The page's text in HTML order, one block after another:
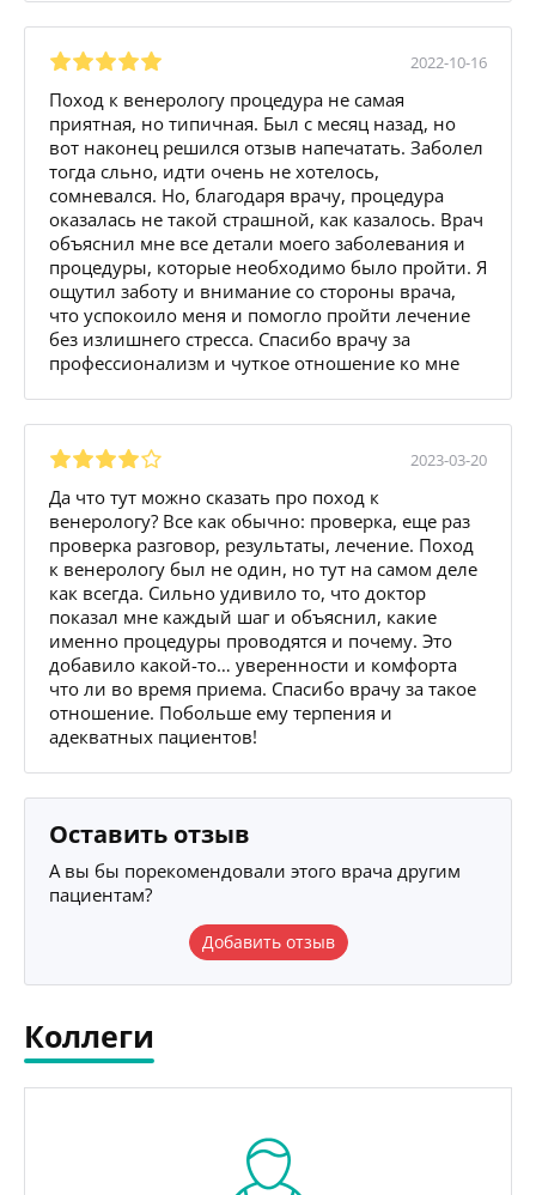
2022-10-16
Поход к венерологу процедура не самая
приятная, но типичная. Был с месяц назад, но
вот наконец решился отзыв напечатать. Заболел
тогда сльно, идти очень не хотелось,
сомневался. Но, благодаря врачу, процедура
оказалась не такой страшной, как казалось. Врач
объяснил мне все детали моего заболевания и
процедуры, которые необходимо было пройти. Я
ощутил заботу и внимание со стороны врача,
что успокоило меня и помогло пройти лечение
без излишнего стресса. Спасибо врачу за
профессионализм и чуткое отношение ко мне
2023-03-20
Да что тут можно сказать про поход к
венерологу? Все как обычно: проверка, еще раз
проверка разговор, результаты, лечение. Поход
к венерологу был не один, но тут на самом деле
как всегда. Сильно удивило то, что доктор
показал мне каждый шаг и объяснил, какие
именно процедуры проводятся и почему. Это
добавило какой-то… уверенности и комфорта
что ли во время приема. Спасибо врачу за такое
отношение. Побольше ему терпения и
адекватных пациентов!
Оставить отзыв
А вы бы порекомендовали этого врача другим
пациентам?
Добавить отзыв
Коллеги